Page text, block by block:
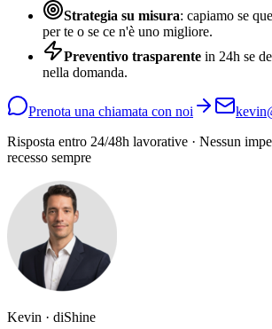
Strategia su misura: capiamo se
per te o se ce n'è uno migliore.
Preventivo trasparente in 24h se
nella domanda.
Prenota una chiamata con noi
Risposta entro 24/48h lavorative · Nessun
recesso sempre
Kevin · diShine